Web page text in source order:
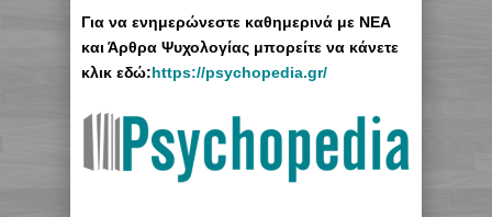
Για να ενημερώνεστε καθημερινά με ΝΕΑ
και Άρθρα Ψυχολογίας μπορείτε να κάνετε
κλικ εδώ:https://psychopedia.gr/